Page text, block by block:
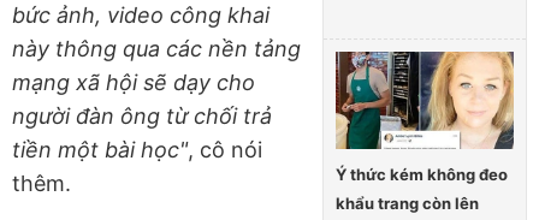
Ý thức kém không đeo
khẩu trang còn lên
bức ảnh, video công khai
này thông qua các nền tảng
mạng xã hội sẽ dạy cho
người đàn ông từ chối trả
tiền một bài học", cô nói
thêm.